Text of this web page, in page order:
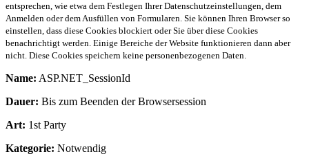
entsprechen, wie etwa dem Festlegen Ihrer Datenschutzeinstellungen, dem
Anmelden oder dem Ausfüllen von Formularen. Sie können Ihren Browser so
einstellen, dass diese Cookies blockiert oder Sie über diese Cookies
benachrichtigt werden. Einige Bereiche der Website funktionieren dann aber
nicht. Diese Cookies speichern keine personenbezogenen Daten.
Name: ASP.NET_SessionId
Dauer: Bis zum Beenden der Browsersession
Art: 1st Party
Kategorie: Notwendig